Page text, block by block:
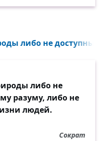
либо не доступны
либо не
разуму, либо не
людей.
Сократ